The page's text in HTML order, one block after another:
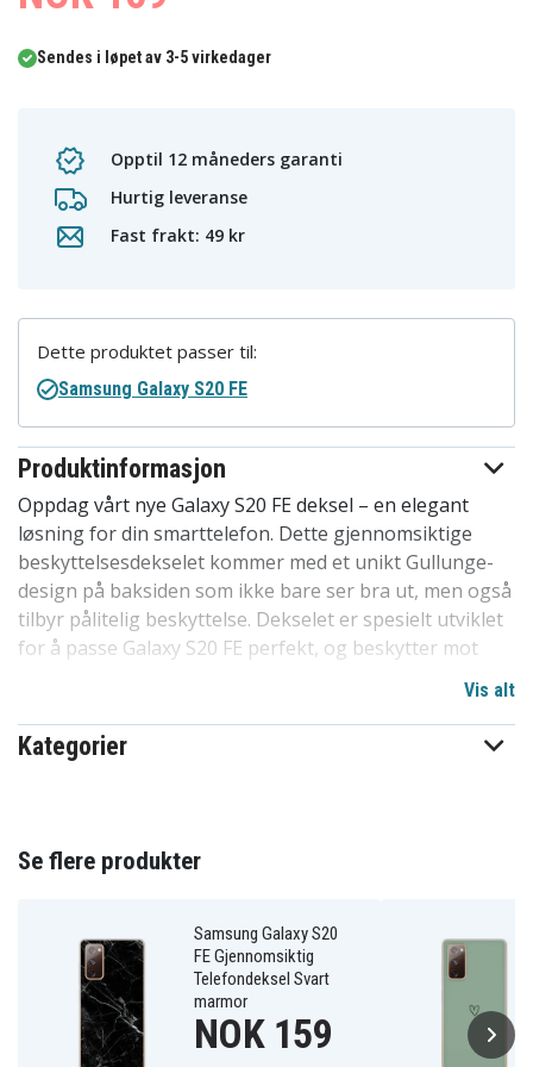
Sendes i løpet av 3-5 virkedager
Opptil 12 måneders garanti
Hurtig leveranse
Fast frakt: 49 kr
Produktinformasjon
Oppdag vårt nye Galaxy S20 FE deksel – en elegant
løsning for din smarttelefon. Dette gjennomsiktige
beskyttelsesdekselet kommer med et unikt Gullunge-
design på baksiden som ikke bare ser bra ut, men også
tilbyr pålitelig beskyttelse. Dekselet er spesielt utviklet
for å passe Galaxy S20 FE perfekt, og beskytter mot
Vårt design er uten skarpe kanter og enkelt å montere
eller fjerne fra mobilen din, uten risiko for riper eller
en rimelig pris, dette dekselet står sterkt i
konkurransen. Et utmerket valg for å beskytte
tilpasset for Galaxy S20 FE.
Produktdetaljer:
-Spesielt utformet for Galaxy S20 FE, kompatibelt med
Vis alt
Kategorier
Dette produktet passer til:
Samsung Galaxy S20 FE
Se flere produkter
Samsung Galaxy S20
FE Gjennomsiktig
Telefondeksel Svart
marmor
NOK 159